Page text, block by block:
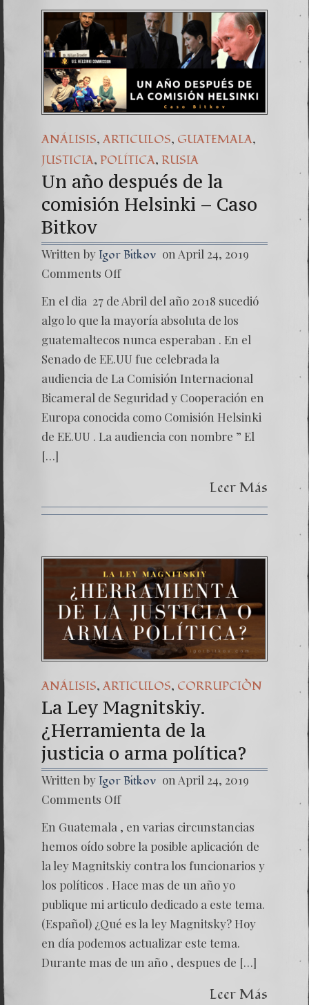
ANÁLISIS, ARTICULOS, GUATEMALA,
JUSTICIA, POLÍTICA, RUSIA
Un año después de la
comisión Helsinki – Caso
Bitkov
Written by Igor Bitkov on April 24, 2019
Comments Off
En el dia 27 de Abril del año 2018 sucedió
algo lo que la mayoría absoluta de los
guatemaltecos nunca esperaban . En el
Senado de EE.UU fue celebrada la
audiencia de La Comisión Internacional
Bicameral de Seguridad y Cooperación en
Europa conocida como Comisión Helsinki
de EE.UU . La audiencia con nombre ” El
[…]
Leer Más
ANÁLISIS, ARTICULOS, CORRUPCIÒN
La Ley Magnitskiy.
¿Herramienta de la
justicia o arma política?
Written by Igor Bitkov on April 24, 2019
Comments Off
En Guatemala , en varias circunstancias
hemos oído sobre la posible aplicación de
la ley Magnitskiy contra los funcionarios y
los políticos . Hace mas de un año yo
publique mi articulo dedicado a este tema.
(Español) ¿Qué es la ley Magnitsky? Hoy
en día podemos actualizar este tema.
Durante mas de un año , despues de […]
Leer Más